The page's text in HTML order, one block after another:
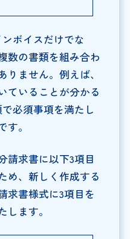
ボイスだけでな
数の書類を組み合わ
ません。例えば、
ていることが分かる
必須事項を満たし
。
請求書に以下3項目
め、新しく作成する
求書様式に3項目を
ます。